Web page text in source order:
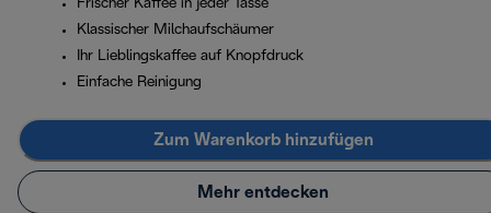
Frischer Kaffee in jeder Tasse
Klassischer Milchaufschäumer
Ihr Lieblingskaffee auf Knopfdruck
Einfache Reinigung
Zum Warenkorb hinzufügen
Mehr entdecken